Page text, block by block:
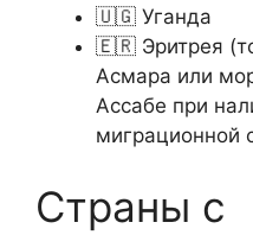
🇺🇬 Уганда
🇪🇷 Эритрея
Асмара или
Ассабе при
миграционной
Страны с